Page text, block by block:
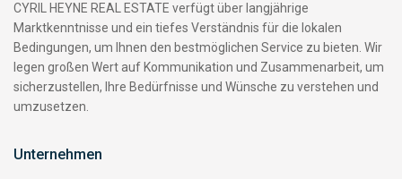
CYRIL HEYNE REAL ESTATE verfügt über langjährige
Marktkenntnisse und ein tiefes Verständnis für die lokalen
Bedingungen, um Ihnen den bestmöglichen Service zu bieten. Wir
legen großen Wert auf Kommunikation und Zusammenarbeit, um
sicherzustellen, Ihre Bedürfnisse und Wünsche zu verstehen und
umzusetzen.
Unternehmen